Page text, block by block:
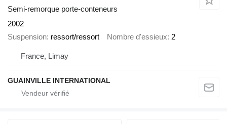
Semi-remorque porte-conteneurs
2002
Suspension ressort/ressort Nombre d'essieux 2
France, Limay
GUAINVILLE INTERNATIONAL